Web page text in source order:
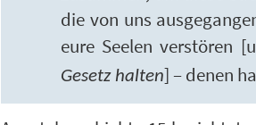
die von uns
eure Seelen verstören
Gesetz halten] – denen